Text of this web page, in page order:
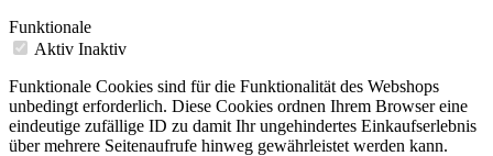
Funktionale
Aktiv Inaktiv
Funktionale Cookies sind für die Funktionalität des Webshops
unbedingt erforderlich. Diese Cookies ordnen Ihrem Browser eine
eindeutige zufällige ID zu damit Ihr ungehindertes Einkaufserlebnis
über mehrere Seitenaufrufe hinweg gewährleistet werden kann.